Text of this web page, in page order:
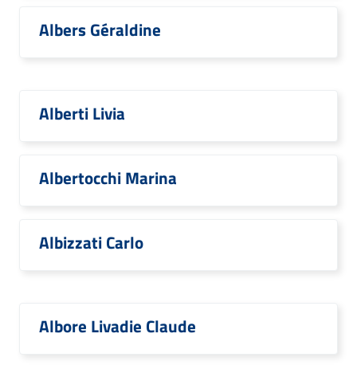
Albers Géraldine
Alberti Livia
Albertocchi Marina
Albizzati Carlo
Albore Livadie Claude